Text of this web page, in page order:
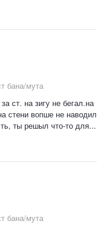
бана/мута
ст. на зигу не бегал.на
стени вопше не наводил
ты решыл что-то для...
бана/мута